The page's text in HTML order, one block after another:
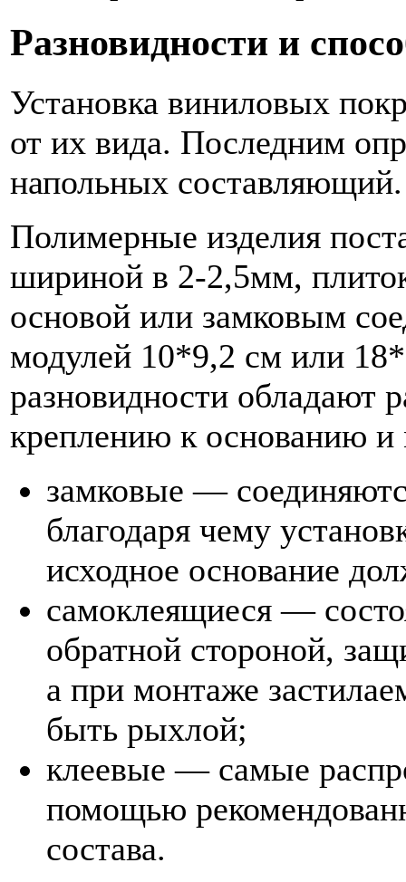
Разновидности и
Установка виниловых
от их вида. Последним
напольных составляющий.
Полимерные изделия
шириной в 2-2,5мм,
основой или замковым
модулей 10*9,2 см или
разновидности обладают
креплению к основанию
замковые —
благодаря чему
исходное основание
самоклеящиеся —
обратной стороной,
а при монтаже
быть рыхлой;
клеевые — самые
помощью
состава.